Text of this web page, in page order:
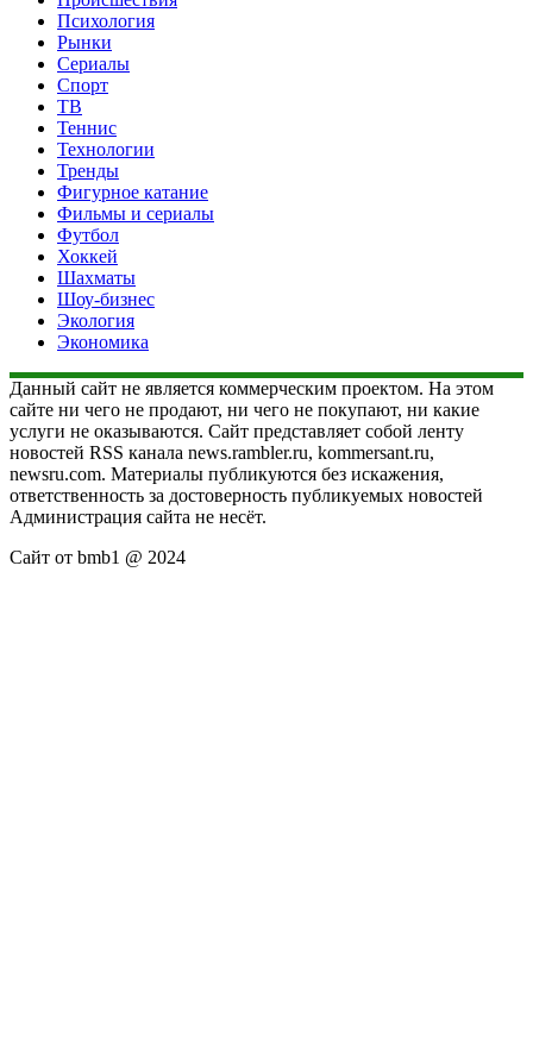
Психология
Рынки
Сериалы
Спорт
ТВ
Теннис
Технологии
Тренды
Фигурное катание
Фильмы и сериалы
Футбол
Хоккей
Шахматы
Шоу-бизнес
Экология
Экономика
Данный сайт не является коммерческим проектом. На этом
сайте ни чего не продают, ни чего не покупают, ни какие
услуги не оказываются. Сайт представляет собой ленту
новостей RSS канала news.rambler.ru, kommersant.ru,
newsru.com. Материалы публикуются без искажения,
ответственность за достоверность публикуемых новостей
Администрация сайта не несёт.
Сайт от bmb1 @ 2024